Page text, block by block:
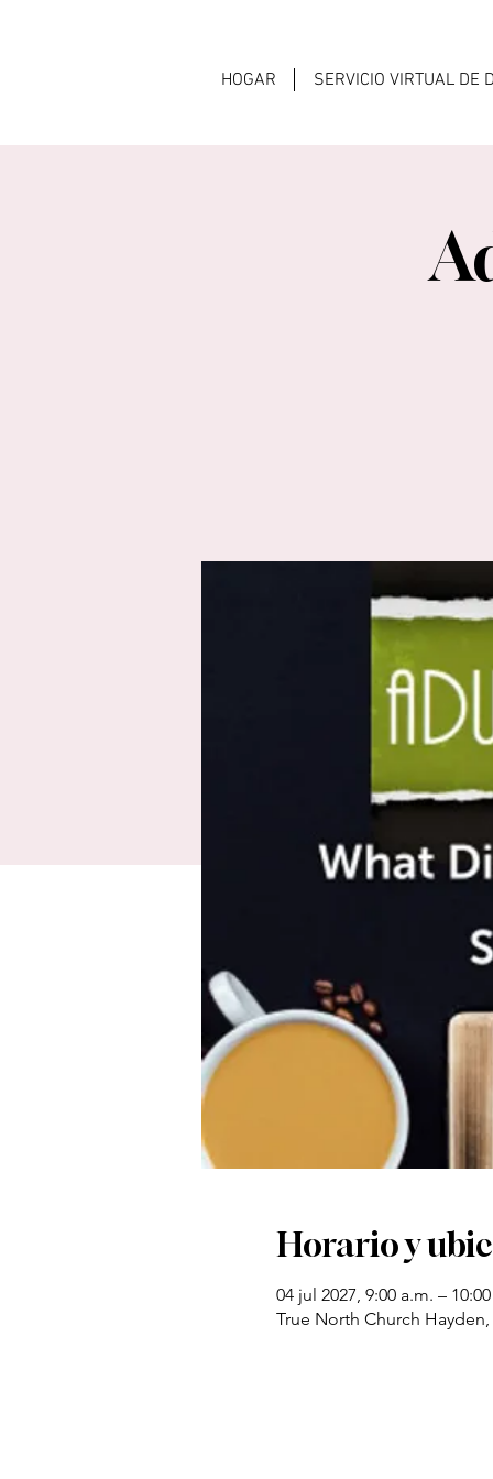
HOGAR SERVICIO VIRTUAL DE
Horario y
04 jul 2027, 9:00 a.m. –
True North Church